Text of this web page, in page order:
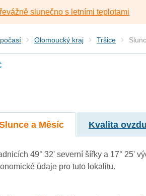
slunečno s letními teplotami
Olomoucký kraj Tršice
a Měsíc Kvalita
49° 32' severní šířky a 17° 25'
údaje pro tuto lokalitu.